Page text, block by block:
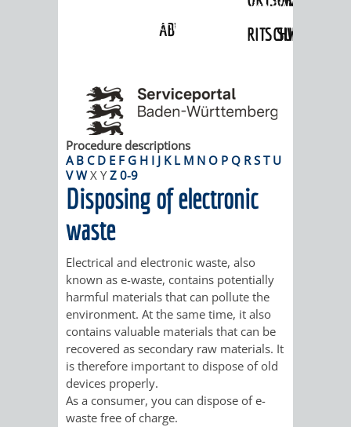
ABWASSERBESEITIGUNG
115
BERATUNG
UND
HILFE
KINDER
JUGENDLICHE
SENIOREN
BETREUUNG
UND
PFLEGE
FREIZEITANGEBOTE
BERATUNG
UND
HILFE
MENSCHENMENSCHEN
RITSCHWEIER
SULZBACH
UND
BEIRÄTE
FÜR
UMWELT
UND
STADTENTWICKLUNG
BERATUNGSERGEBNISSE
KINDER-
UND
JUGENDBEIRAT
TAGESORDNUNG
/
TAGESORDNUNG
PROJEKTE
STADTRECHT
Dienstleistungen Service BW
Verfahrensbeschreibung
Procedure descriptions
A B C D E F G H I J K L M N O P Q R S T U
V W X Y Z 0-9
Disposing of electronic
waste
Electrical and electronic waste, also
known as e-waste, contains potentially
harmful materials that can pollute the
environment. At the same time, it also
contains valuable materials that can be
recovered as secondary raw materials. It
is therefore important to dispose of old
devices properly.
As a consumer, you can dispose of e-
waste free of charge.